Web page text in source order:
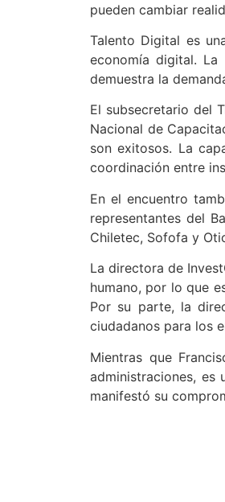
pueden cambiar
Talento Digital es
economía digital.
demuestra la
El subsecretario del
Nacional de
son exitosos. La
coordinación entre
En el encuentro
representantes del
Chiletec, Sofofa y
La directora de
humano, por lo que
Por su parte, la
ciudadanos para los
Mientras que
administraciones, es
manifestó su